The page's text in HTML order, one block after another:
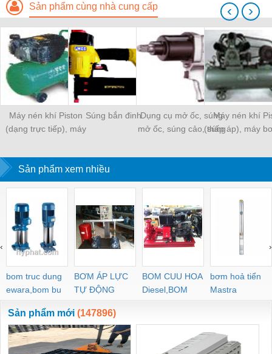
Sản phẩm cùng nhà cung cấp
Máy nén khí Piston
(dạng trực tiếp), máy
Súng bắn đinhDụng cụ mở ốc, súng
mở ốc, súng cảo, súng
Máy nén khí
(thấp áp), máy
‹ ›
Sản phẩm xem nhiều
bom truc dung
ewara,bom bu
ewara
BƠM ÁP LỰC
TỰ ĐỘNG
BOM CUU HOA
Diesel,BOM
CHUA CHAY
bơm hoả tiển
Mastra
‹ ›
Sản phẩm mới (147896)